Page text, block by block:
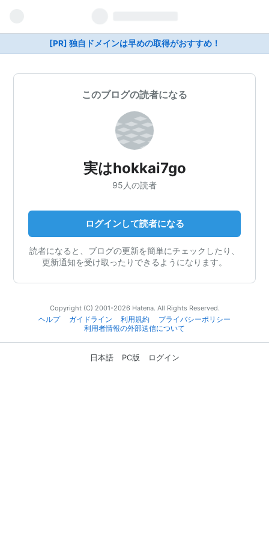
[PR] 独自ドメインは早めの取得がおすすめ！
このブログの読者になる
実はhokkai7go
95人の読者
ログインして読者になる
読者になると、ブログの更新を簡単にチェックしたり、
更新通知を受け取ったりできるようになります。
Copyright (C) 2001-2026 Hatena. All Rights Reserved.
ヘルプ
ガイドライン 利用規約
プライバシーポリシー
利用者情報の外部送信について
日本語 PC版 ログイン